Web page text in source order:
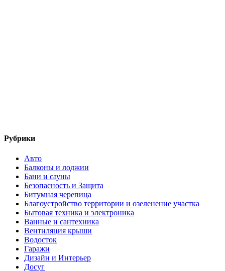
Рубрики
Авто
Балконы и лоджии
Бани и сауны
Безопасность и Защита
Битумная черепица
Благоустройство территории и озеленение участка
Бытовая техника и электроника
Ванные и сантехника
Вентиляция крыши
Водосток
Гаражи
Дизайн и Интерьер
Досуг